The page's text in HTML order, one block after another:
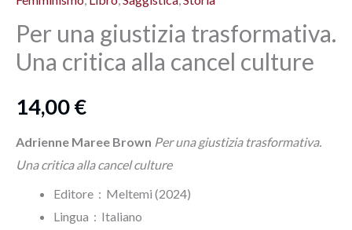
Per una giustizia trasformativa.
Una critica alla cancel culture
14,00€
Adrienne Maree Brown Per una giustizia trasformativa.
Una critica alla cancel culture
Editore ‏ : ‎ Meltemi (2024)
Lingua ‏ : ‎ Italiano
Una
critica
alla
culture
quantità